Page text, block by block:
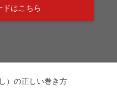
ドはこちら
）の正しい巻き方